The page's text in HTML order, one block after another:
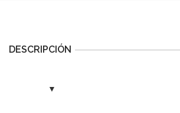
DESCRIPCIÓN